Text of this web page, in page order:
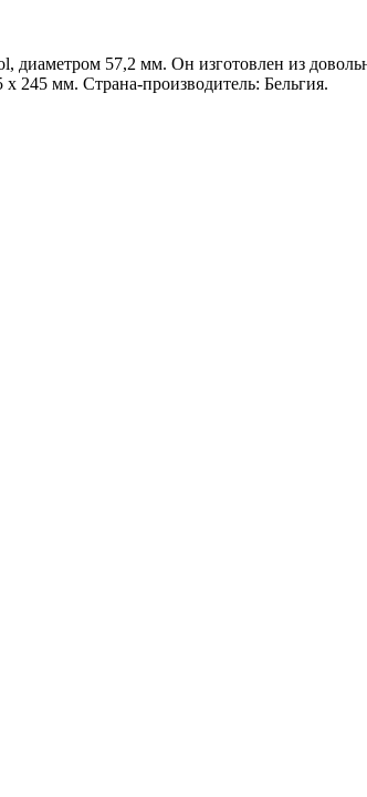
диаметром 57,2 мм. Он изготовлен из
245 мм. Страна-производитель: Бельгия.